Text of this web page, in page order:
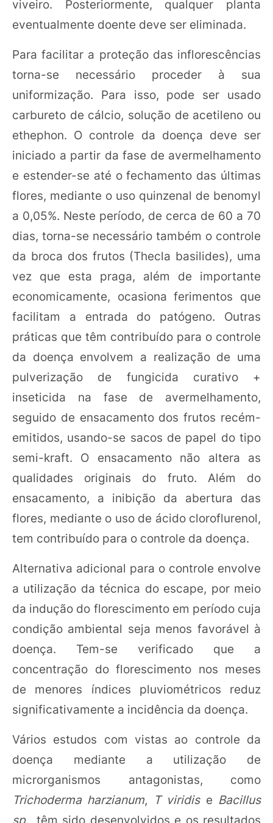
viveiro. Posteriormente, qualquer planta
eventualmente doente deve ser eliminada.
Para facilitar a proteção das inflorescências
torna-se necessário proceder à sua
uniformização. Para isso, pode ser usado
carbureto de cálcio, solução de acetileno ou
ethephon. O controle da doença deve ser
iniciado a partir da fase de avermelhamento
e estender-se até o fechamento das últimas
flores, mediante o uso quinzenal de benomyl
a 0,05%. Neste período, de cerca de 60 a 70
dias, torna-se necessário também o controle
da broca dos frutos (Thecla basilides), uma
vez que esta praga, além de importante
economicamente, ocasiona ferimentos que
facilitam a entrada do patógeno. Outras
práticas que têm contribuído para o controle
da doença envolvem a realização de uma
pulverização de fungicida curativo +
inseticida na fase de avermelhamento,
seguido de ensacamento dos frutos recém-
emitidos, usando-se sacos de papel do tipo
semi-kraft. O ensacamento não altera as
qualidades originais do fruto. Além do
ensacamento, a inibição da abertura das
flores, mediante o uso de ácido cloroflurenol,
tem contribuído para o controle da doença.
Alternativa adicional para o controle envolve
a utilização da técnica do escape, por meio
da indução do florescimento em período cuja
condição ambiental seja menos favorável à
doença. Tem-se verificado que a
concentração do florescimento nos meses
de menores índices pluviométricos reduz
significativamente a incidência da doença.
Vários estudos com vistas ao controle da
doença mediante a utilização de
microrganismos antagonistas, como
Trichoderma harzianum, T viridis e Bacillus
sp., têm sido desenvolvidos e os resultados